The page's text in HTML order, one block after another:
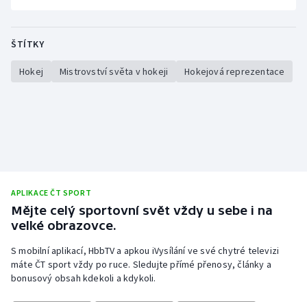
ŠTÍTKY
Hokej Mistrovství světa v hokeji Hokejová reprezentace
APLIKACE ČT SPORT
Mějte celý sportovní svět vždy u sebe i na
velké obrazovce.
S mobilní aplikací, HbbTV a apkou iVysílání ve své chytré televizi
máte ČT sport vždy po ruce. Sledujte přímé přenosy, články a
bonusový obsah kdekoli a kdykoli.